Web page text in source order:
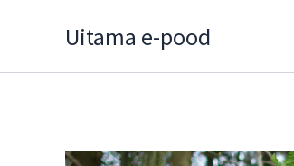
Uitama e-pood